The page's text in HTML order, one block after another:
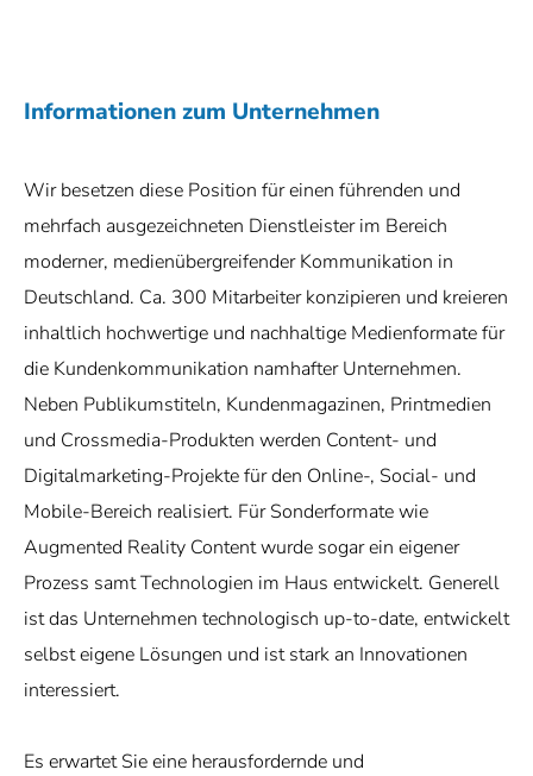
Informationen zum Unternehmen
Wir besetzen diese Position für einen führenden und
mehrfach ausgezeichneten Dienstleister im Bereich
moderner, medienübergreifender Kommunikation in
Deutschland. Ca. 300 Mitarbeiter konzipieren und kreieren
inhaltlich hochwertige und nachhaltige Medienformate für
die Kundenkommunikation namhafter Unternehmen.
Neben Publikumstiteln, Kundenmagazinen, Printmedien
und Crossmedia-Produkten werden Content- und
Digitalmarketing-Projekte für den Online-, Social- und
Mobile-Bereich realisiert. Für Sonderformate wie
Augmented Reality Content wurde sogar ein eigener
Prozess samt Technologien im Haus entwickelt. Generell
ist das Unternehmen technologisch up-to-date, entwickelt
selbst eigene Lösungen und ist stark an Innovationen
interessiert.
Es erwartet Sie eine herausfordernde und